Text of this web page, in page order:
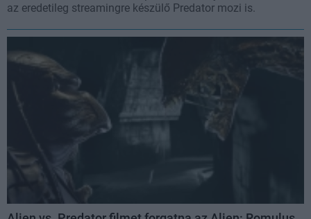
az eredetileg streamingre készülő Predator mozi is.